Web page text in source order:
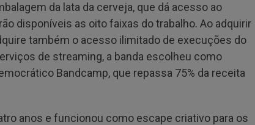
da lata da cerveja, que dá acesso ao
disponíveis as oito faixas do trabalho. Ao adquirir
também o acesso ilimitado de execuções do
de streaming, a banda escolheu como
Bandcamp, que repassa 75% da receita
anos e funcionou como escape criativo para os